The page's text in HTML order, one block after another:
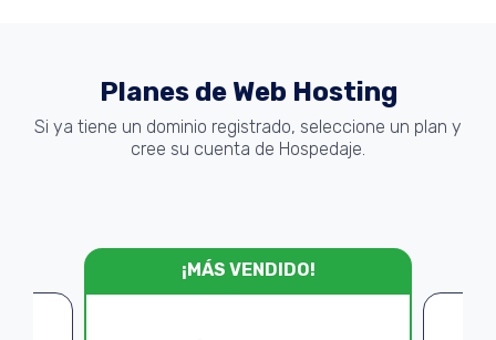
Planes de Web Hosting
Si ya tiene un dominio registrado, seleccione un plan y
cree su cuenta de Hospedaje.
¡MÁS VENDIDO!